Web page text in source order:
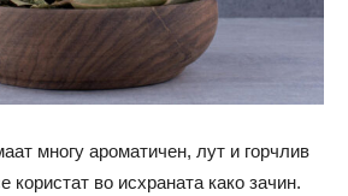
многу ароматичен, лут и горчлив
користат во исхраната како зачин.